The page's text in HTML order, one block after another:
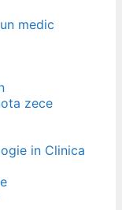
medic
zece
in Clinica